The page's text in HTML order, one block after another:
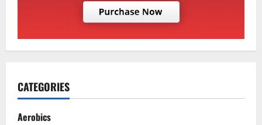
CATEGORIES
Aerobics